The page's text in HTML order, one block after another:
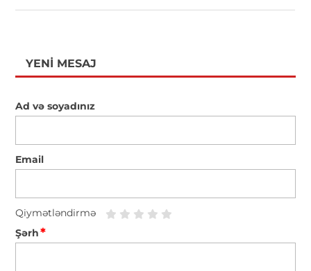
YENI MESAJ
Ad və soyadınız
Email
Qiymətləndirmə
Şərh*